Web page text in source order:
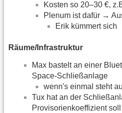
Kosten so 20–30 €,
Plenum ist dafür →
Erik kümmert sich
Räume/Infrastruktur
Max bastelt an einer
Space-Schließanlage
wenn's einmal steht
Tux hat an der
Provisorienkoeffizient